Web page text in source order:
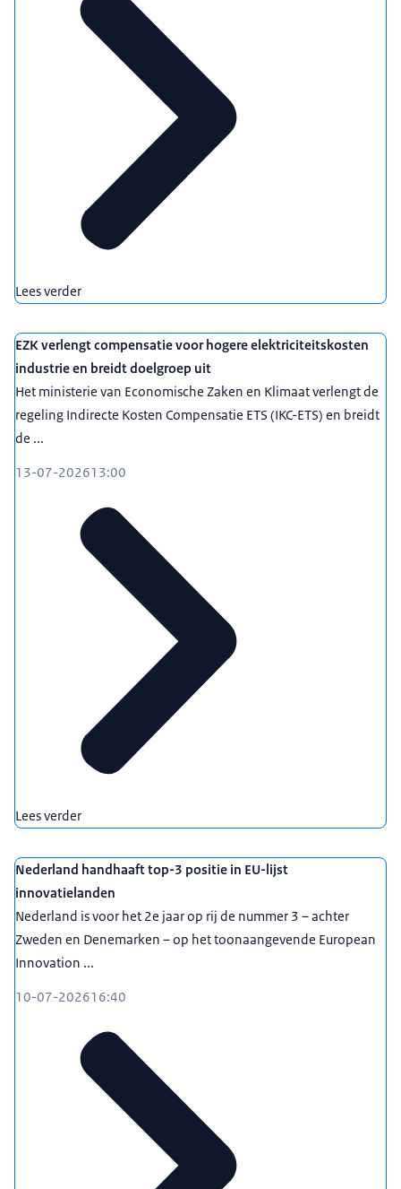
Lees verder
EZK verlengt compensatie voor hogere elektriciteitskosten
industrie en breidt doelgroep uit
Het ministerie van Economische Zaken en Klimaat verlengt de
regeling Indirecte Kosten Compensatie ETS (IKC-ETS) en breidt
de ...
13-07-202613:00
Lees verder
Nederland handhaaft top-3 positie in EU-lijst
innovatielanden
Nederland is voor het 2e jaar op rij de nummer 3 – achter
Zweden en Denemarken – op het toonaangevende European
Innovation ...
10-07-202616:40